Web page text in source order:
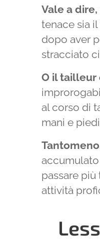
Vale a
tenace sia
dopo aver
stracciato
O il tailleur
al corso di
mani e piedi
accumulato
passare
attività